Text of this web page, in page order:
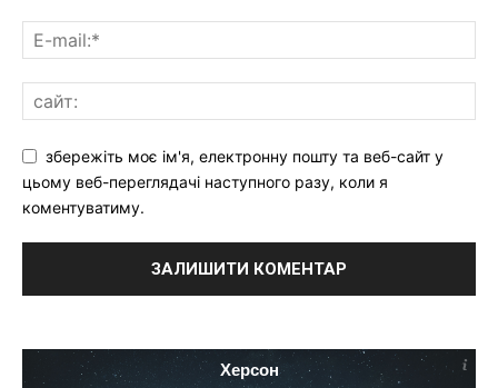
збережіть моє ім'я, електронну пошту та веб-сайт у
цьому веб-переглядачі наступного разу, коли я
коментуватиму.
Херсон